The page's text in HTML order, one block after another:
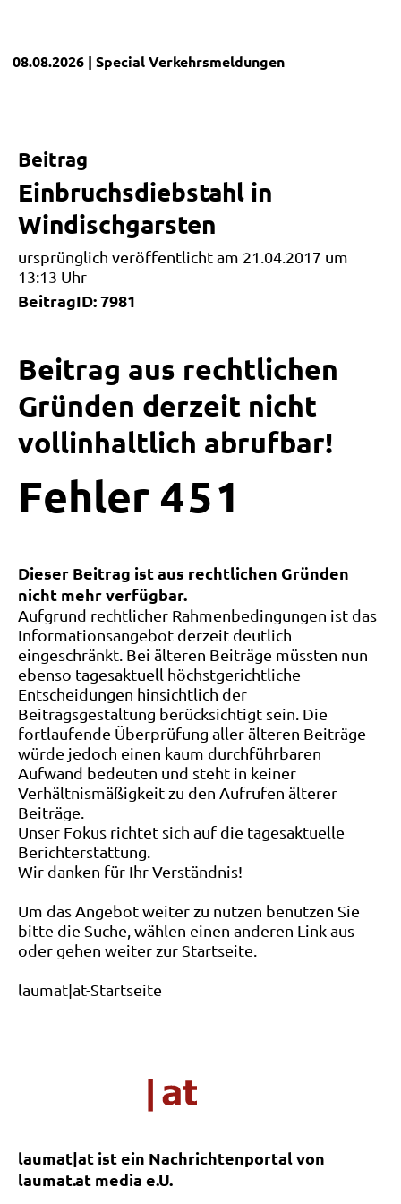
08.08.2026 | SpecialVerkehrsmeldungen
Beitrag
Einbruchsdiebstahl in
Windischgarsten
ursprünglich veröffentlicht am 21.04.2017 um
13:13 Uhr
BeitragID: 7981
Beitrag aus rechtlichen
Gründen derzeit nicht
vollinhaltlich abrufbar!
Fehler 4 5 1
Dieser Beitrag ist aus rechtlichen Gründen
nicht mehr verfügbar.
Aufgrund rechtlicher Rahmenbedingungen ist das
Informationsangebot derzeit deutlich
eingeschränkt. Bei älteren Beiträge müssten nun
ebenso tagesaktuell höchstgerichtliche
Entscheidungen hinsichtlich der
Beitragsgestaltung berücksichtigt sein. Die
fortlaufende Überprüfung aller älteren Beiträge
würde jedoch einen kaum durchführbaren
Aufwand bedeuten und steht in keiner
Verhältnismäßigkeit zu den Aufrufen älterer
Beiträge.
Unser Fokus richtet sich auf die tagesaktuelle
Berichterstattung.
Wir danken für Ihr Verständnis!
Um das Angebot weiter zu nutzen benutzen Sie
bitte die Suche, wählen einen anderen Link aus
oder gehen weiter zur Startseite.
laumat|at-Startseite
laumat|at ist ein Nachrichtenportal von
laumat.at media e.U.